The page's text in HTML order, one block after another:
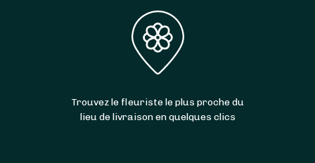
Trouvez le fleuriste le plus proche du
lieu de livraison en quelques clics